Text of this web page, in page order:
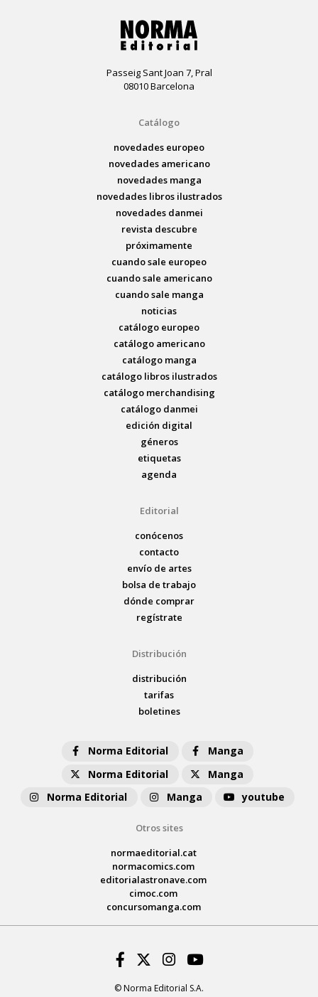
Passeig Sant Joan 7, Pral
08010 Barcelona
Catálogo
novedades europeo
novedades americano
novedades manga
novedades libros ilustrados
novedades danmei
revista descubre
próximamente
cuando sale europeo
cuando sale americano
cuando sale manga
noticias
catálogo europeo
catálogo americano
catálogo manga
catálogo libros ilustrados
catálogo merchandising
catálogo danmei
edición digital
géneros
etiquetas
agenda
Editorial
conócenos
contacto
envío de artes
bolsa de trabajo
dónde comprar
regístrate
Distribución
distribución
tarifas
boletines
Norma Editorial
Manga
Norma Editorial
Manga
Norma Editorial
Manga youtube
Otros sites
normaeditorial.cat
normacomics.com
editorialastronave.com
cimoc.com
concursomanga.com
© Norma Editorial S.A.
Facebook
Twitter
Instagram
Youtube